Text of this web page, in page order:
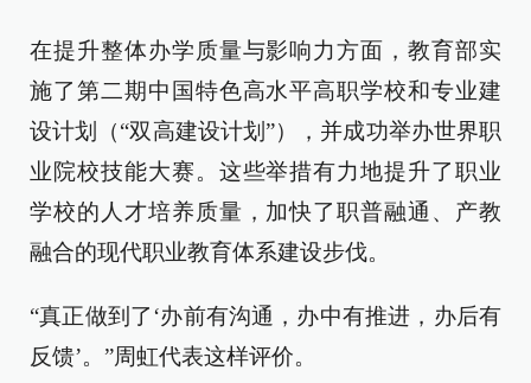
在提升整体办学质量与影响力方面，教育部实
施了第二期中国特色高水平高职学校和专业建
设计划（“双高建设计划”），并成功举办世界职
业院校技能大赛。这些举措有力地提升了职业
学校的人才培养质量，加快了职普融通、产教
融合的现代职业教育体系建设步伐。
“真正做到了‘办前有沟通，办中有推进，办后有
反馈’。”周虹代表这样评价。